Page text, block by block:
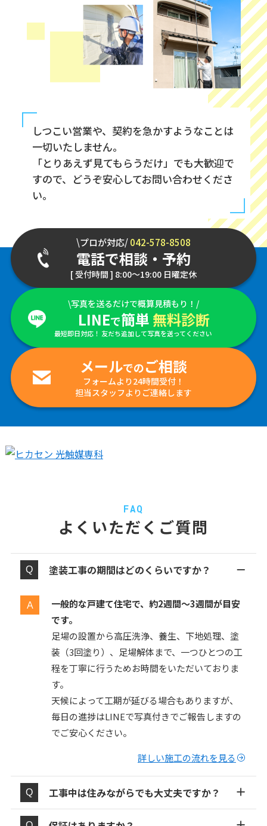
しつこい営業や、契約を急かすようなことは
一切いたしません。
「とりあえず見てもらうだけ」でも大歓迎で
すので、どうぞ安心してお問い合わせくださ
い。
\プロが対応/042-578-8508
電話で相談・予約
[ 受付時間 ] 8:00～19:00 日曜定休
\写真を送るだけで概算見積もり！/
LINEで簡単 無料診断
最短即日対応！ 友だち追加して写真を送ってください
メールでのご相談
フォームより24時間受付！
担当スタッフよりご連絡します
FAQ
よくいただくご質問
塗装工事の期間はどのくらいですか？
一般的な戸建て住宅で、約2週間〜3週間が目安
です。
足場の設置から高圧洗浄、養生、下地処理、塗
装（3回塗り）、足場解体まで、一つひとつの工
程を丁寧に行うためお時間をいただいておりま
す。
天候によって工期が延びる場合もありますが、
毎日の進捗はLINEで写真付きでご報告しますの
でご安心ください。
詳しい施工の流れを見る
工事中は住みながらでも大丈夫ですか？